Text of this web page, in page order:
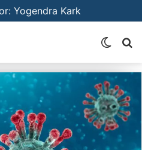
Yogendra Kark
Switch